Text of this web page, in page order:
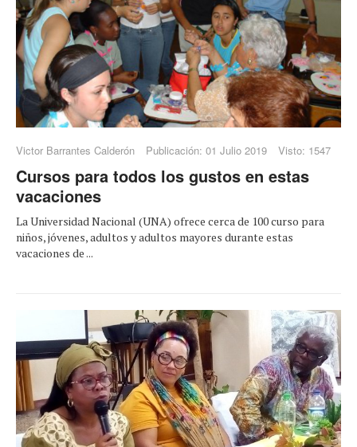
Victor Barrantes Calderón Publicación: 01 Julio 2019 Visto: 1547
Cursos para todos los gustos en estas
vacaciones
La Universidad Nacional (UNA) ofrece cerca de 100 curso para
niños, jóvenes, adultos y adultos mayores durante estas
vacaciones de ...